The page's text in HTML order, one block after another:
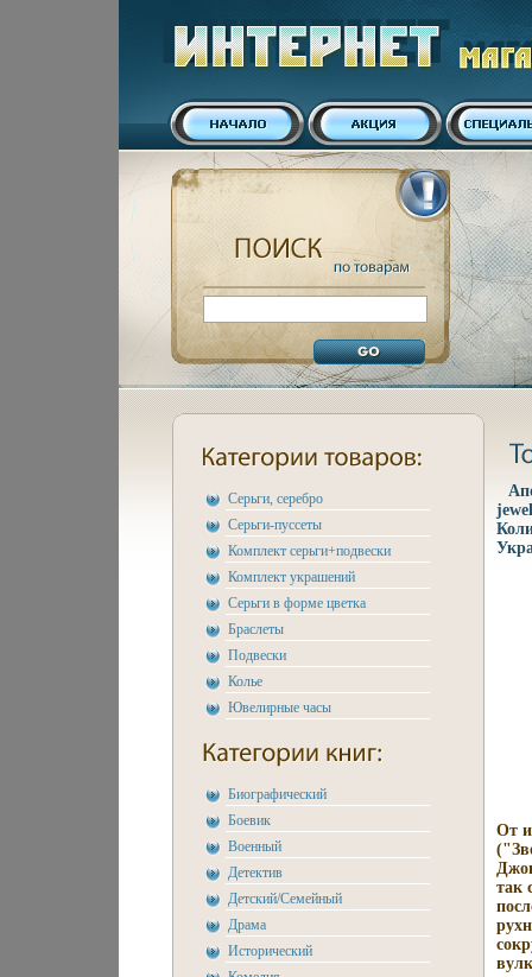
Серьги, серебро
Серьги-пуссеты
Комплект серьги+подвески
Комплект украшений
Серьги в форме цветка
Браслеты
Подвески
Колье
Ювелирные часы
Биографический
Боевик
Военный
Детектив
Детский/Семейный
Драма
Исторический
От
так